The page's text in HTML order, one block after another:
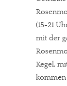
(15-21
mit der
Kegel,
kommen